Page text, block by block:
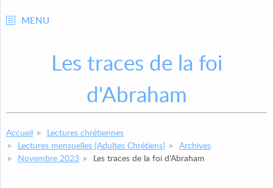
MENU
Les traces de la foi
d'Abraham
Accueil
Lectures chrétiennes
Lectures mensuelles (Adultes Chrétiens)
Archives
Novembre 2023
Les traces de la foi d'Abraham